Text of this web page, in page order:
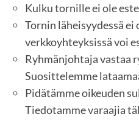
Kulku tornille ei ole
Tornin läheisyydessä ei
verkkoyhteyksissä voi
Ryhmänjohtaja vastaa
Suosittelemme
Pidätämme oikeuden
Tiedotamme varaajia